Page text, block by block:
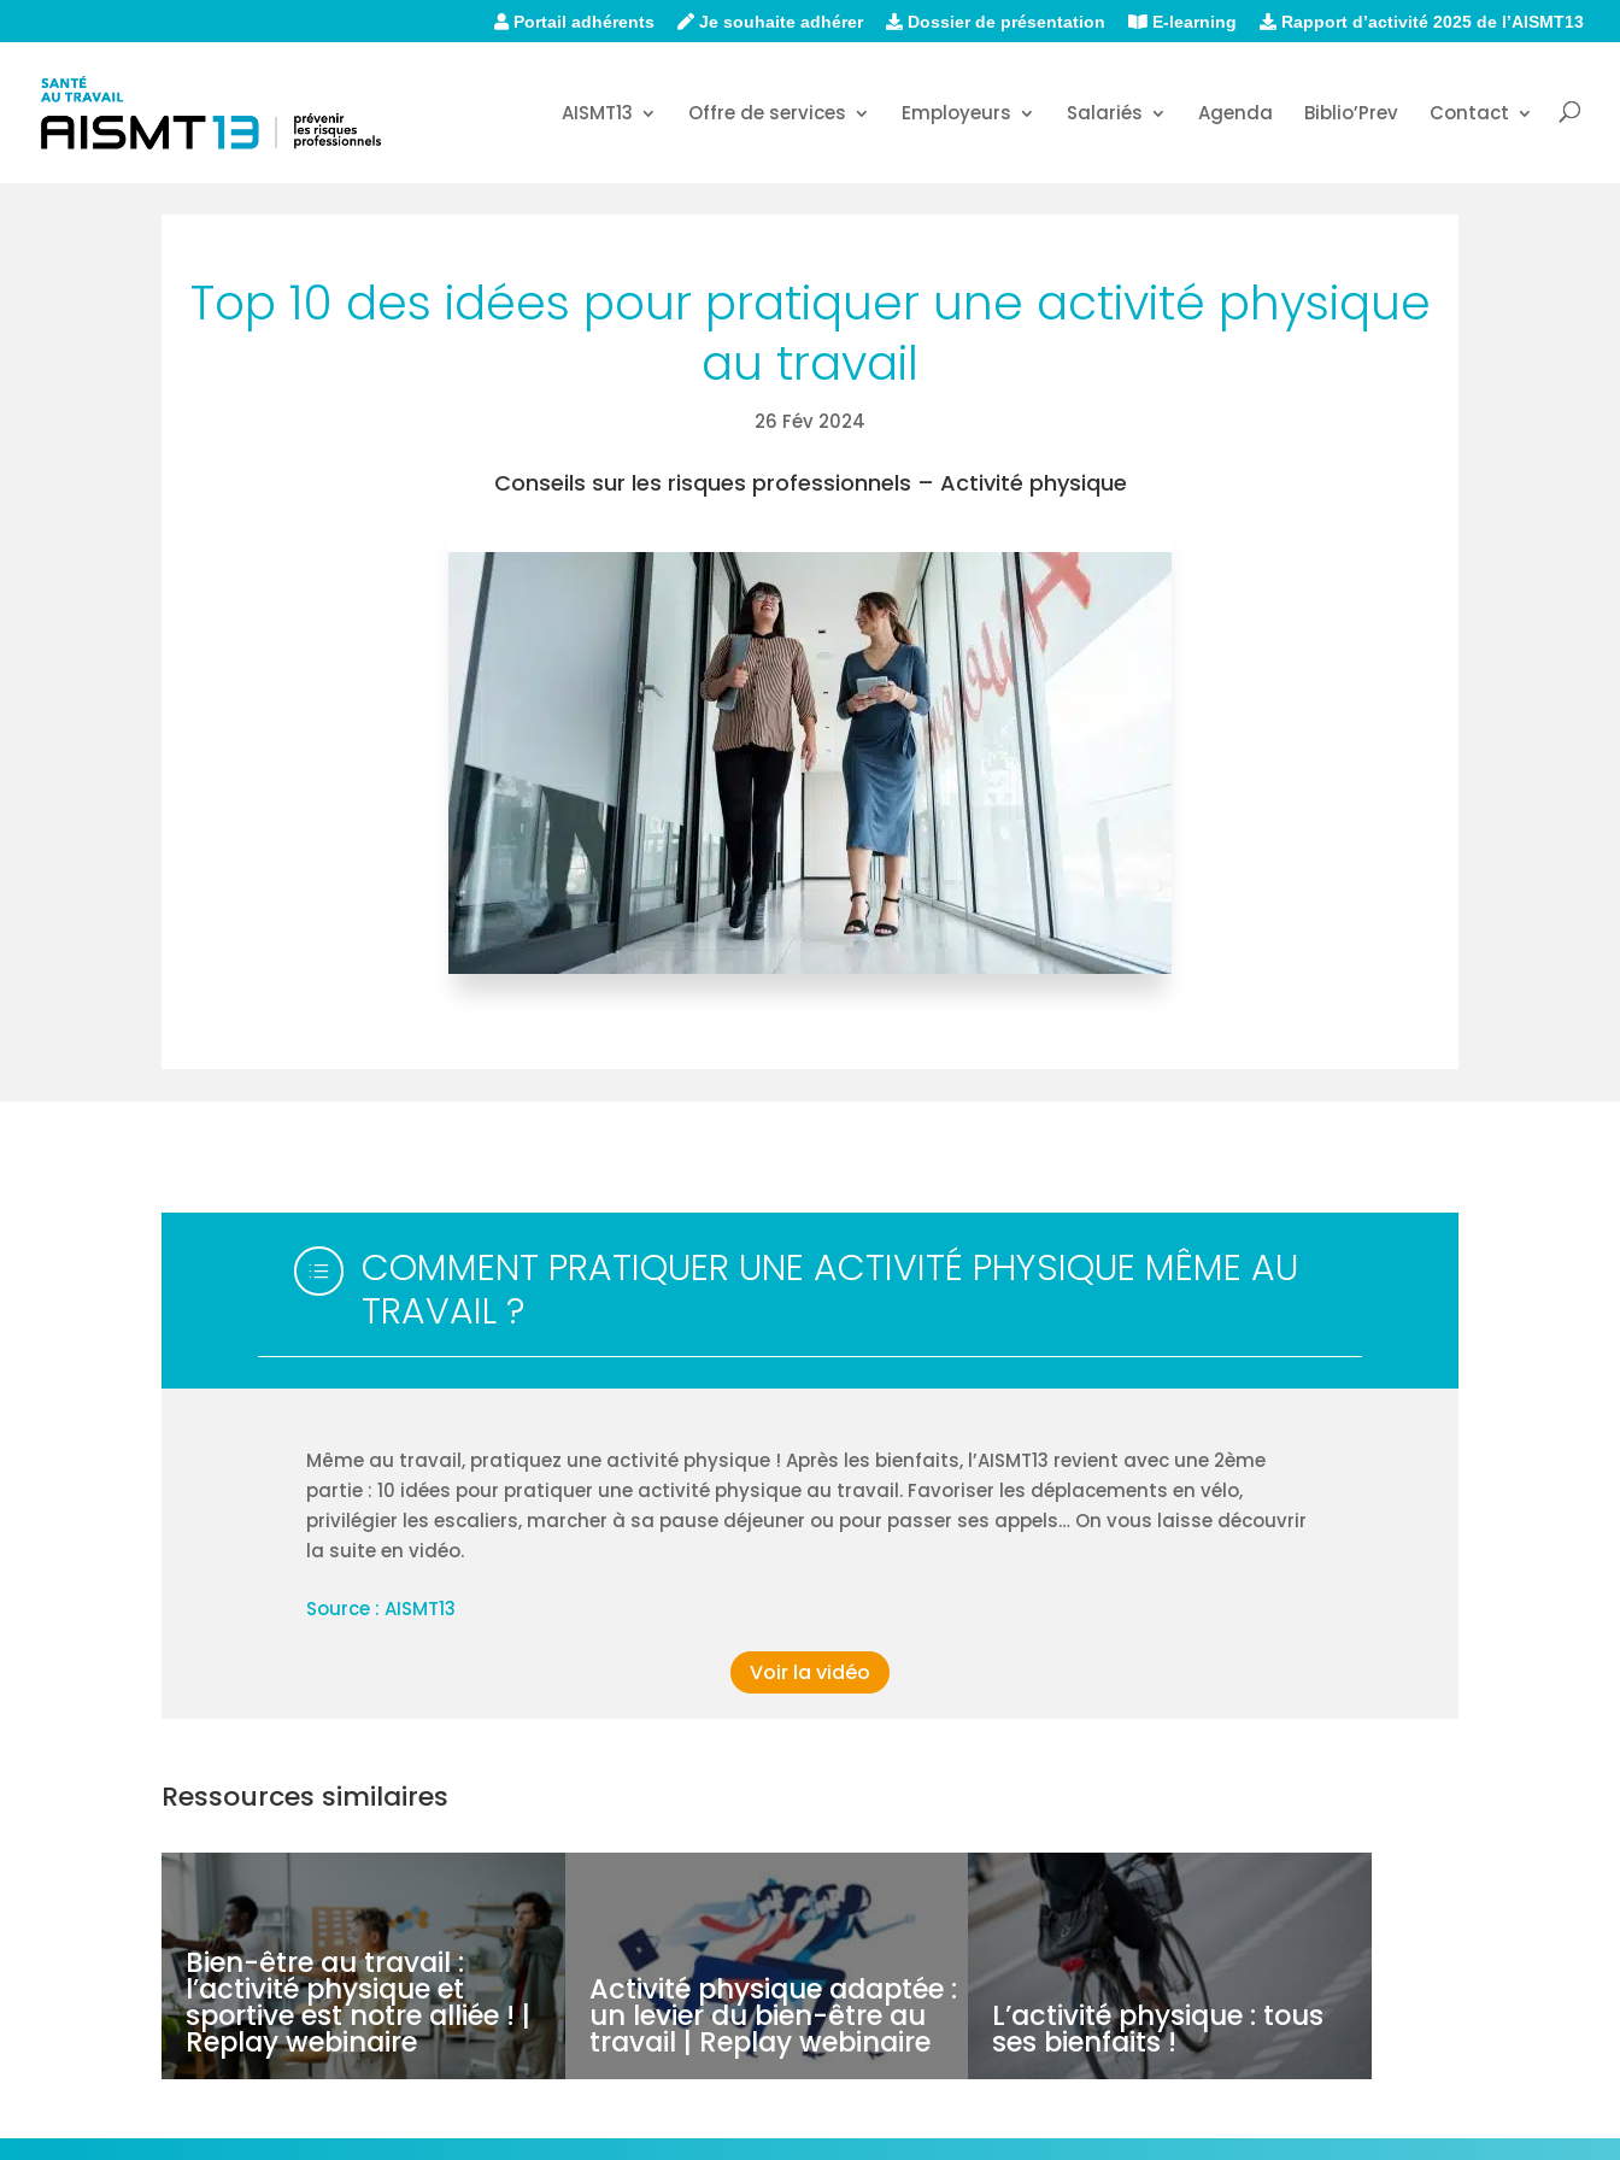
Portail adhérents Je souhaite adhérer Dossier de présentation E-learning Rapport d’activité 2025 de l’AISMT13
AISMT13 Offre de services Employeurs Salariés Agenda Biblio’Prev Contact
Top 10 des idées pour pratiquer une activité physique
au travail
26 Fév 2024
Conseils sur les risques professionnels – Activité physique
d
COMMENT PRATIQUER UNE ACTIVITÉ PHYSIQUE MÊME AU
TRAVAIL ?
Même au travail, pratiquez une activité physique ! Après les bienfaits, l’AISMT13 revient avec une 2ème
partie : 10 idées pour pratiquer une activité physique au travail. Favoriser les déplacements en vélo,
privilégier les escaliers, marcher à sa pause déjeuner ou pour passer ses appels… On vous laisse découvrir
la suite en vidéo.
Source : AISMT13
Voir la vidéo
Ressources similaires
Bien-être au travail :
l’activité physique et
sportive est notre alliée ! |
Replay webinaire
Activité physique adaptée :
un levier du bien-être au
travail | Replay webinaire
L’activité physique : tous
ses bienfaits !